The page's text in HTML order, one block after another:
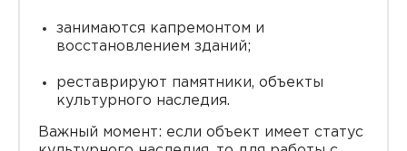
занимаются капремонтом и
восстановлением зданий;
реставрируют памятники, объекты
культурного наследия.
Важный момент: если объект имеет статус